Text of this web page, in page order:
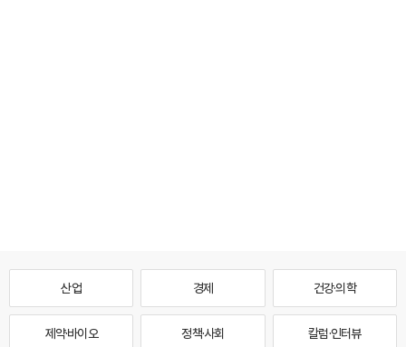
산업 경제 건강·의학
제약·바이오 정책·사회 칼럼·인터뷰